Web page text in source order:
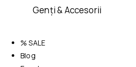
Genți & Accesorii
% SALE
Blog